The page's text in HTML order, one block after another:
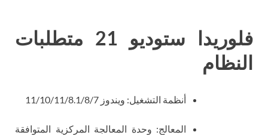
فلوريدا ستوديو 21 متطلبات
النظام
أنظمة التشغيل: ويندوز 11/10/11/8.1/8/7
المعالج: وحدة المعالجة المركزية المتوافقة